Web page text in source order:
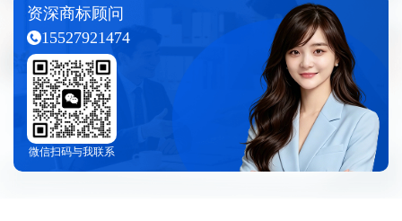
资深商标顾问
15527921474
微信扫码与我联系